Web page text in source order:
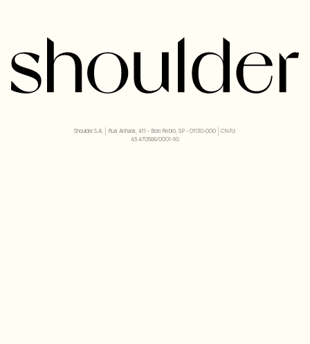
Shoulder S.A. | Rua Anhaia, 411 - Bom Retiro, SP - 01130-000 | CNPJ:
43.470566/0001-90